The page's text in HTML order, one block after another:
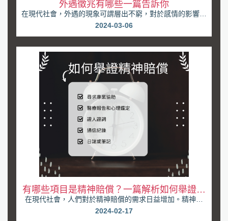
外遇徵兆有哪些一篇告訴你
在現代社會，外遇的現象可謂層出不窮，對於感情的影響也
是深遠而複雜的。當一段感情開始出現問題時，人們常...
2024-03-06
有哪些項目是精神賠償？一篇解析如何舉證精
神賠償
在現代社會，人們對於精神賠償的需求日益增加。精神賠
償，也被稱為精神慰撫金，是指在法律上對於非財產上的...
2024-02-17